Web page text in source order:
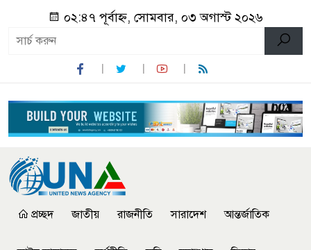
০২:৪৭ পূর্বাহ্ন, সোমবার, ০৩ অগাস্ট ২০২৬
প্রচ্ছদ জাতীয় রাজনীতি সারাদেশ আন্তর্জাতিক